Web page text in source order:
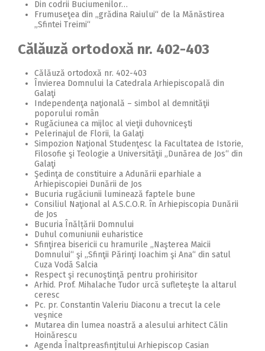
Din codrii Buciumenilor…
Frumuseţea din „grădina Raiului“ de la Mănăstirea
„Sfintei Treimi“
Călăuză ortodoxă nr. 402-403
Călăuză ortodoxă nr. 402-403
Învierea Domnului la Catedrala Arhiepiscopală din
Galaţi
Independenţa naţională – simbol al demnităţii
poporului român
Rugăciunea ca mijloc al vieţii duhovniceşti
Pelerinajul de Florii, la Galaţi
Simpozion Naţional Studenţesc la Facultatea de Istorie,
Filosofie şi Teologie a Universităţii „Dunărea de Jos“ din
Galaţi
Şedinţa de constituire a Adunării eparhiale a
Arhiepiscopiei Dunării de Jos
Bucuria rugăciunii luminează faptele bune
Consiliul Naţional al A.S.C.O.R. în Arhiepiscopia Dunării
de Jos
Bucuria Înălțării Domnului
Duhul comuniunii euharistice
Sfinţirea bisericii cu hramurile ,,Naşterea Maicii
Domnului“ şi ,,Sfinţii Părinţi Ioachim şi Ana“ din satul
Cuza Vodă Salcia
Respect şi recunoştinţă pentru prohirisitor
Arhid. Prof. Mihalache Tudor urcă sufleteşte la altarul
ceresc
Pc. pr. Constantin Valeriu Diaconu a trecut la cele
veşnice
Mutarea din lumea noastră a alesului arhitect Călin
Hoinărescu
Agenda Înaltpreasfinţitului Arhiepiscop Casian